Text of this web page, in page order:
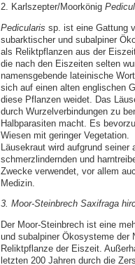
2. Karlszepter/Moorkönig
Pedicularis sp. ist eine Gattung
subarktischer und subalpiner
als Reliktpflanzen aus der
die nach den Eiszeiten selten
namensgebende lateinische
sich auf einen alten englischen
diese Pflanzen weidet. Das
durch Wurzelverbindungen zu
Halbparasiten macht. Es
Wiesen mit geringer Vegetation.
Läusekraut wird aufgrund seiner
schmerzlindernden und
Zwecke verwendet, vor allem
Medizin.
3. Moor-Steinbrech Saxifraga
Der Moor-Steinbrech ist eine
und subalpiner Ökosysteme der
Reliktpflanze der Eiszeit.
letzten 200 Jahren durch die